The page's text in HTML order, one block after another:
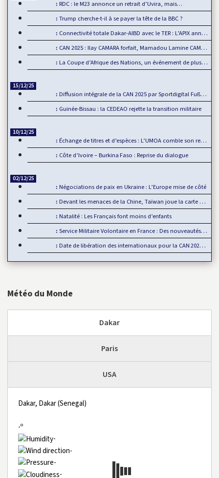
RDC : le M23 annonce un retrait d’Uvira, mais…
Trump cherche-t-il à se payer la tête de la BBC ?
Connectivité totale Dakar-AIBD avec le TER : L’APIX annonce…
CAN 2025 : Ilay CAMARA forfait, Mamadou Lamine CAMARA…
La Coupe d’Afrique des Nations, un événement de plus en plus…
15/12/25
Diffusion intégrale de la CAN 2025 par Sportdigital Fußball, le…
Guinée-Bissau : la CEDEAO rejette la transition militaire
10/12/25
Échange de titres et d’espèces : L’UMOA comble son retard
Côte d’Ivoire – Burkina Faso : Reprise du dialogue
02/12/25
Négociations de paix en Ukraine : L’Europe mise de côté
Devant les menaces de la Chine, Taïwan joue la carte de…
Natalité : Les Français font moins d’enfants
Service Militaire Volontaire en France : Des nouveautés en 2025
Date de libération des internationaux pour la CAN 2025 : Rumeur ou…
Météo du Monde
Dakar
Paris
USA
Dakar, Dakar (Senegal)
-º
-
-
-
-